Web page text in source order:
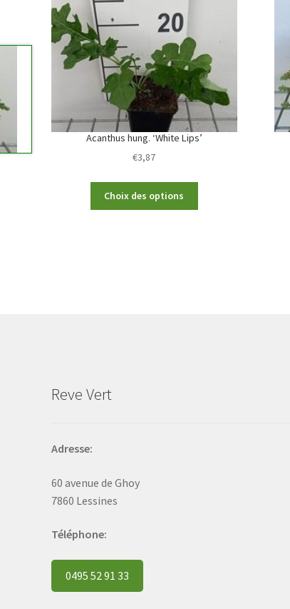
Acanthus hung. ‘White Lips’
€3,87
Choix des options
Reve Vert
Adresse:
60 avenue de Ghoy
7860 Lessines
Téléphone:
0495 52 91 33